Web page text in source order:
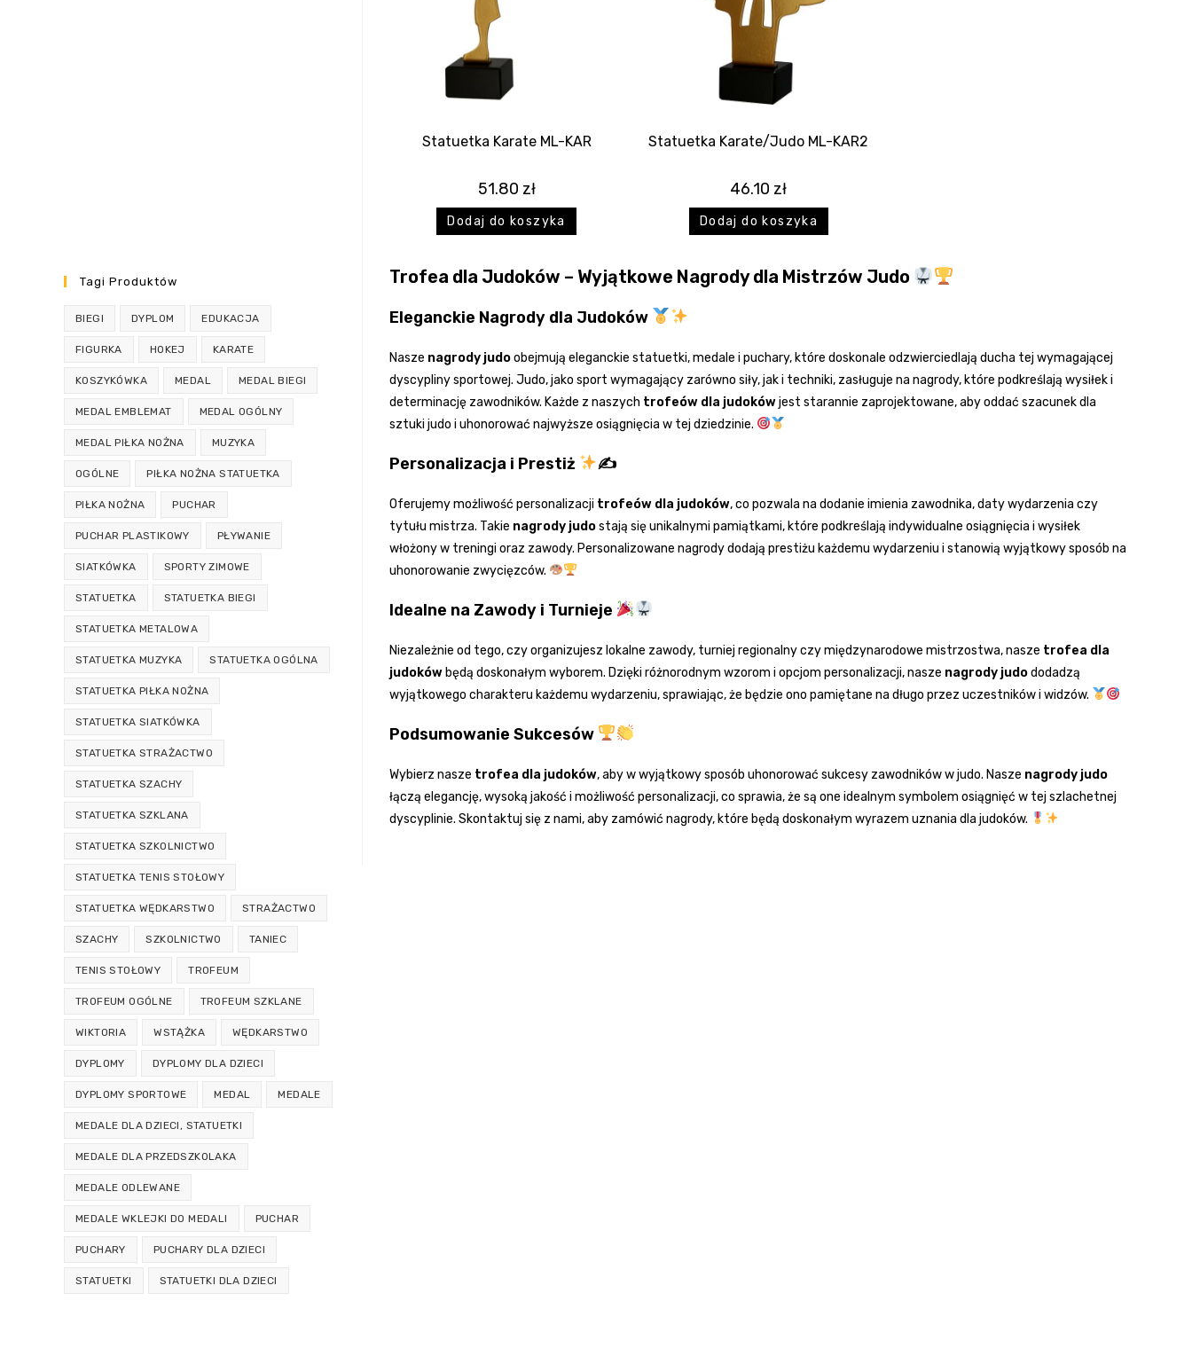
Statuetka Karate ML-KAR
51.80 zł
Dodaj do koszyka
Statuetka Karate/Judo ML-KAR2
46.10 zł
Dodaj do koszyka
Trofea dla Judoków – Wyjątkowe Nagrody dla Mistrzów Judo
Eleganckie Nagrody dla Judoków
Nasze nagrody judoobejmują eleganckie statuetki, medale i puchary, które doskonale odzwierciedlają ducha tej wymagającej
dyscypliny sportowej. Judo, jako sport wymagający zarówno siły, jak i techniki, zasługuje na nagrody, które podkreślają wysiłek i
determinację zawodników. Każde z naszych trofeów dla judokówjest starannie zaprojektowane, aby oddać szacunek dla
sztuki judo i uhonorować najwyższe osiągnięcia w tej dziedzinie.
Personalizacja i Prestiż ✍
Oferujemy możliwość personalizacji trofeów dla judoków, co pozwala na dodanie imienia zawodnika, daty wydarzenia czy
tytułu mistrza. Takie nagrody judostają się unikalnymi pamiątkami, które podkreślają indywidualne osiągnięcia i wysiłek
włożony w treningi oraz zawody. Personalizowane nagrody dodają prestiżu każdemu wydarzeniu i stanowią wyjątkowy sposób na
uhonorowanie zwycięzców.
Idealne na Zawody i Turnieje
Niezależnie od tego, czy organizujesz lokalne zawody, turniej regionalny czy międzynarodowe mistrzostwa, nasze trofea dla
judoków będą doskonałym wyborem. Dzięki różnorodnym wzorom i opcjom personalizacji, nasze nagrody judododadzą
wyjątkowego charakteru każdemu wydarzeniu, sprawiając, że będzie ono pamiętane na długo przez uczestników i widzów.
Podsumowanie Sukcesów
Wybierz nasze trofea dla judoków, aby w wyjątkowy sposób uhonorować sukcesy zawodników w judo. Nasze nagrody judo
łączą elegancję, wysoką jakość i możliwość personalizacji, co sprawia, że są one idealnym symbolem osiągnięć w tej szlachetnej
dyscyplinie. Skontaktuj się z nami, aby zamówić nagrody, które będą doskonałym wyrazem uznania dla judoków.
Tagi Produktów
BIEGI DYPLOM EDUKACJA
FIGURKA HOKEJ KARATE
KOSZYKÓWKA MEDAL MEDAL BIEGI
MEDAL EMBLEMAT MEDAL OGÓLNY
MEDAL PIŁKA NOŻNA MUZYKA
OGÓLNE PIŁKA NOŻNA STATUETKA
PIŁKA NOŻNA PUCHAR
PUCHAR PLASTIKOWY PŁYWANIE
SIATKÓWKA SPORTY ZIMOWE
STATUETKA STATUETKA BIEGI
STATUETKA METALOWA
STATUETKA MUZYKA STATUETKA OGÓLNA
STATUETKA PIŁKA NOŻNA
STATUETKA SIATKÓWKA
STATUETKA STRAŻACTWO
STATUETKA SZACHY
STATUETKA SZKLANA
STATUETKA SZKOLNICTWO
STATUETKA TENIS STOŁOWY
STATUETKA WĘDKARSTWO STRAŻACTWO
SZACHY SZKOLNICTWO TANIEC
TENIS STOŁOWY TROFEUM
TROFEUM OGÓLNE TROFEUM SZKLANE
WIKTORIA WSTĄŻKA WĘDKARSTWO
DYPLOMY DYPLOMY DLA DZIECI
DYPLOMY SPORTOWE MEDAL MEDALE
MEDALE DLA DZIECI, STATUETKI
MEDALE DLA PRZEDSZKOLAKA
MEDALE ODLEWANE
MEDALE WKLEJKI DO MEDALI PUCHAR
PUCHARY PUCHARY DLA DZIECI
STATUETKI STATUETKI DLA DZIECI